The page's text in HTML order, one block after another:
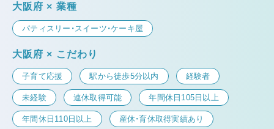
大阪府 × 業種
パティスリー・スイーツ・ケーキ屋
大阪府 × こだわり
子育て応援 駅から徒歩5分以内 経験者
未経験 連休取得可能 年間休日105日以上
年間休日110日以上 産休・育休取得実績あり